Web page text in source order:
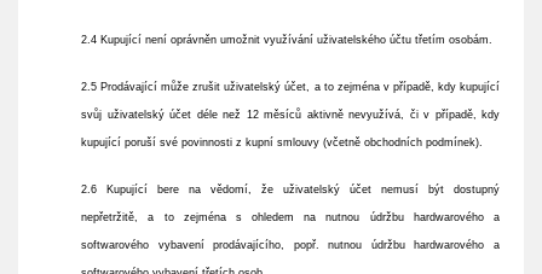
2.4 Kupující není oprávněn umožnit využívání uživatelského účtu třetím osobám.
2.5 Prodávající může zrušit uživatelský účet, a to zejména v případě, kdy kupující
svůj uživatelský účet déle než 12 měsíců aktivně nevyužívá, či v případě, kdy
kupující poruší své povinnosti z kupní smlouvy (včetně obchodních podmínek).
2.6 Kupující bere na vědomí, že uživatelský účet nemusí být dostupný
nepřetržitě, a to zejména s ohledem na nutnou údržbu hardwarového a
softwarového vybavení prodávajícího, popř. nutnou údržbu hardwarového a